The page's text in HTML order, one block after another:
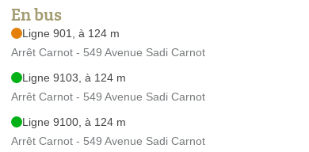
En bus
Ligne 901, à 124 m
Arrêt Carnot - 549 Avenue Sadi Carnot
Ligne 9103, à 124 m
Arrêt Carnot - 549 Avenue Sadi Carnot
Ligne 9100, à 124 m
Arrêt Carnot - 549 Avenue Sadi Carnot